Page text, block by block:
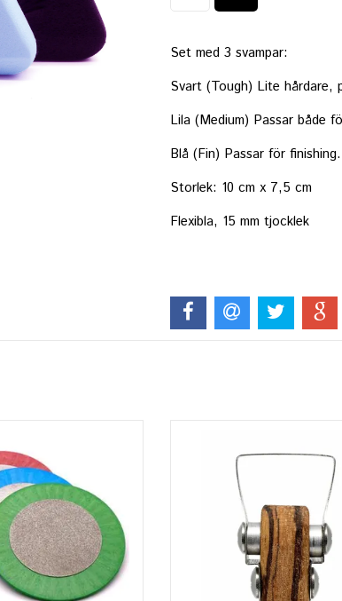
Set med 3 svampar:
Svart (Tough) Lite hårdare,
Lila (Medium) Passar både
Blå (Fin) Passar för finishing.
Storlek: 10 cm x 7,5 cm
Flexibla, 15 mm tjocklek